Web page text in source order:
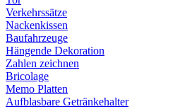
Verkehrssätze
Nackenkissen
Baufahrzeuge
Hängende Dekoration
Zahlen zeichnen
Bricolage
Memo Platten
Aufblasbare Getränkehalter